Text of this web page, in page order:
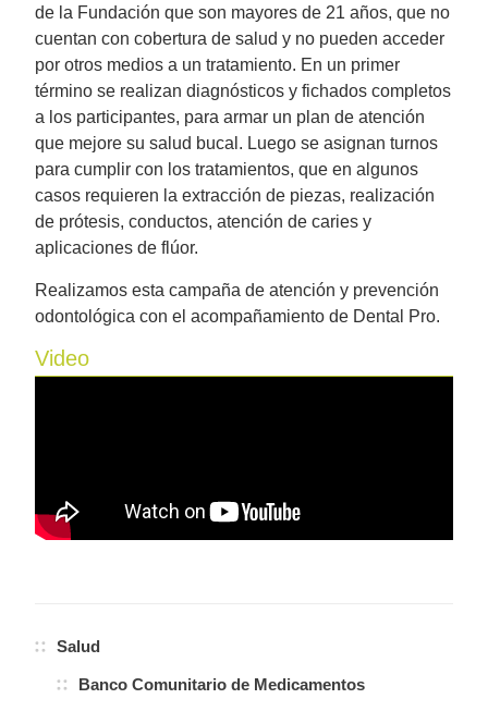
de la Fundación que son mayores de 21 años, que no
cuentan con cobertura de salud y no pueden acceder
por otros medios a un tratamiento. En un primer
término se realizan diagnósticos y fichados completos
a los participantes, para armar un plan de atención
que mejore su salud bucal. Luego se asignan turnos
para cumplir con los tratamientos, que en algunos
casos requieren la extracción de piezas, realización
de prótesis, conductos, atención de caries y
aplicaciones de flúor.
Realizamos esta campaña de atención y prevención
odontológica con el acompañamiento de Dental Pro.
Video
Salud
Banco Comunitario de Medicamentos